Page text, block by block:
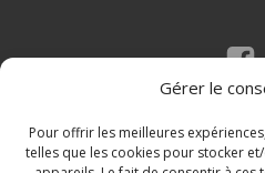
Gérer le
Pour offrir les meilleures
telles que les cookies pour stocker